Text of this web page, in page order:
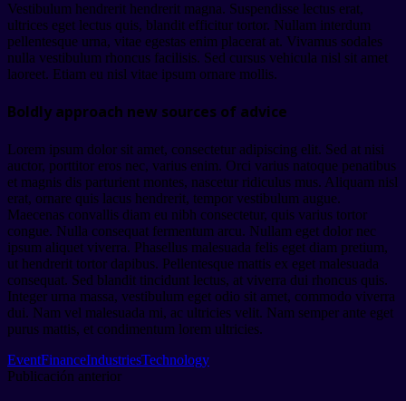
Vestibulum hendrerit hendrerit magna. Suspendisse lectus erat,
ultrices eget lectus quis, blandit efficitur tortor. Nullam interdum
pellentesque urna, vitae egestas enim placerat at. Vivamus sodales
nulla vestibulum rhoncus facilisis. Sed cursus vehicula nisl sit amet
laoreet. Etiam eu nisl vitae ipsum ornare mollis.
Boldly approach new sources of advice
Lorem ipsum dolor sit amet, consectetur adipiscing elit. Sed at nisi
auctor, porttitor eros nec, varius enim. Orci varius natoque penatibus
et magnis dis parturient montes, nascetur ridiculus mus. Aliquam nisl
erat, ornare quis lacus hendrerit, tempor vestibulum augue.
Maecenas convallis diam eu nibh consectetur, quis varius tortor
congue. Nulla consequat fermentum arcu. Nullam eget dolor nec
ipsum aliquet viverra. Phasellus malesuada felis eget diam pretium,
ut hendrerit tortor dapibus. Pellentesque mattis ex eget malesuada
consequat. Sed blandit tincidunt lectus, at viverra dui rhoncus quis.
Integer urna massa, vestibulum eget odio sit amet, commodo viverra
dui. Nam vel malesuada mi, ac ultricies velit. Nam semper ante eget
purus mattis, et condimentum lorem ultricies.
EventFinanceIndustriesTechnology
Publicación anterior